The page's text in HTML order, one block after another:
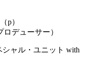
p）
デューサー）
シャル・ユニット with